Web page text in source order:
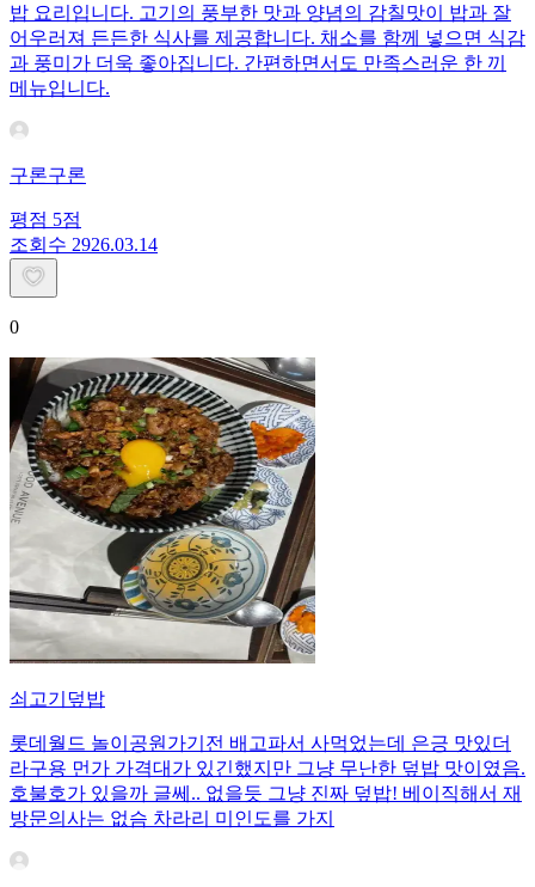
밥 요리입니다. 고기의 풍부한 맛과 양념의 감칠맛이 밥과 잘
어우러져 든든한 식사를 제공합니다. 채소를 함께 넣으면 식감
과 풍미가 더욱 좋아집니다. 간편하면서도 만족스러운 한 끼
메뉴입니다.
구론구론
평점 5점
조회수 2926.03.14
0
쇠고기덮밥
롯데월드 놀이공원가기전 배고파서 사먹었는데 은긍 맛있더
라구용 먼가 가격대가 있긴했지만 그냥 무난한 덮밥 맛이였음.
호불호가 있을까 글쎄.. 없을듯 그냥 진짜 덮밥! 베이직해서 재
방문의사는 없슴 차라리 미인도를 가지